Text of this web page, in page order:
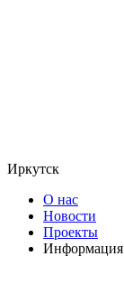
Иркутск
О нас
Новости
Проекты
Информация